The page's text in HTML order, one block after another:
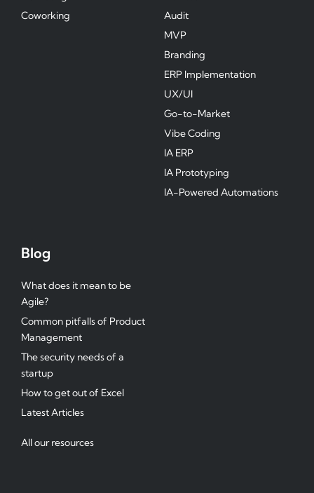
Coworking
Audit
MVP
Branding
ERP Implementation
UX/UI
Go-to-Market
Vibe Coding
IA ERP
IA Prototyping
IA-Powered Automations
Blog
What does it mean to be
Agile?
Common pitfalls of Product
Management
The security needs of a
startup
How to get out of Excel
Latest Articles
All our resources